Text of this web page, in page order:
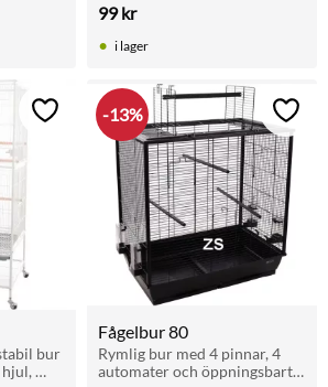
99kr
i lager
bur
Lägg till i favoriter
Fågelbur 80
Rymlig bur med 4 pinnar, 4
automater och öppningsbart
13% Lägg